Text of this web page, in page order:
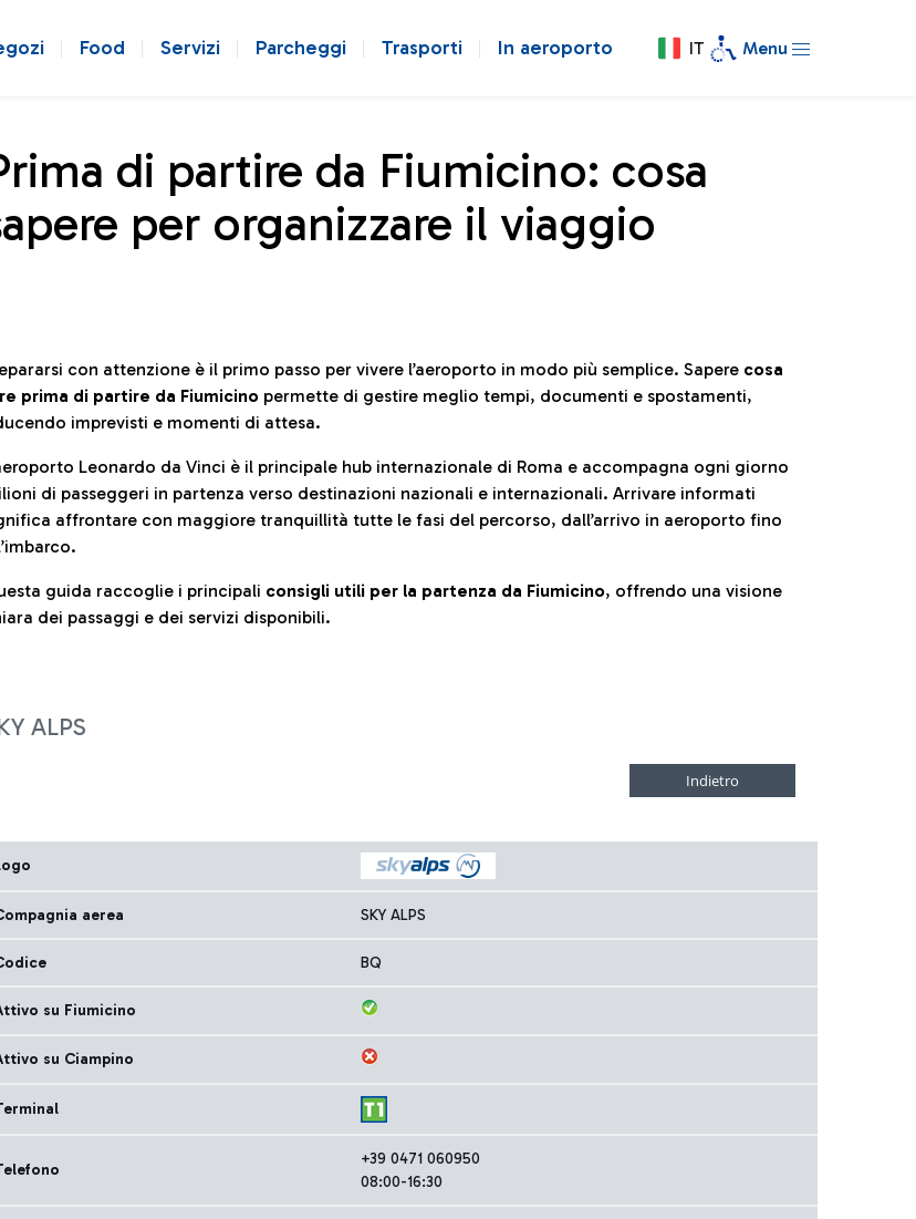
Food Servizi Parcheggi Trasporti In aeroporto IT Menu
di partire da Fiumicino: cosa
per organizzare il viaggio
con attenzione è il primo passo per vivere l’aeroporto in modo più semplice. Sapere cosa
prima di partire da Fiumicino permette di gestire meglio tempi, documenti e spostamenti,
imprevisti e momenti di attesa.
Leonardo da Vinci è il principale hub internazionale di Roma e accompagna ogni giorno
di passeggeri in partenza verso destinazioni nazionali e internazionali. Arrivare informati
affrontare con maggiore tranquillità tutte le fasi del percorso, dall’arrivo in aeroporto fino
guida raccoglie i principali consigli utili per la partenza da Fiumicino, offrendo una visione
dei passaggi e dei servizi disponibili.
ALPS
aerea SKY ALPS
BQ
su Fiumicino
su Ciampino
+39 0471 060950
08:00-16:30